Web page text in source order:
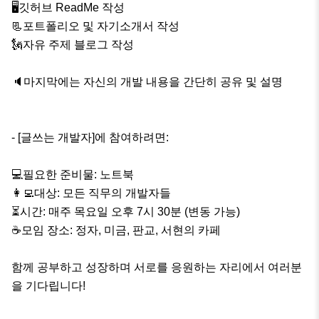
🖥깃허브 ReadMe 작성
📃포트폴리오 및 자기소개서 작성
🗽자유 주제 블로그 작성
🔈마지막에는 자신의 개발 내용을 간단히 공유 및 설명
- [글쓰는 개발자]에 참여하려면:
💻필요한 준비물: 노트북
👩‍💻대상: 모든 직무의 개발자들
⏳️시간: 매주 목요일 오후 7시 30분 (변동 가능)
☕️모임 장소: 정자, 미금, 판교, 서현의 카페
함께 공부하고 성장하며 서로를 응원하는 자리에서 여러분
을 기다립니다!